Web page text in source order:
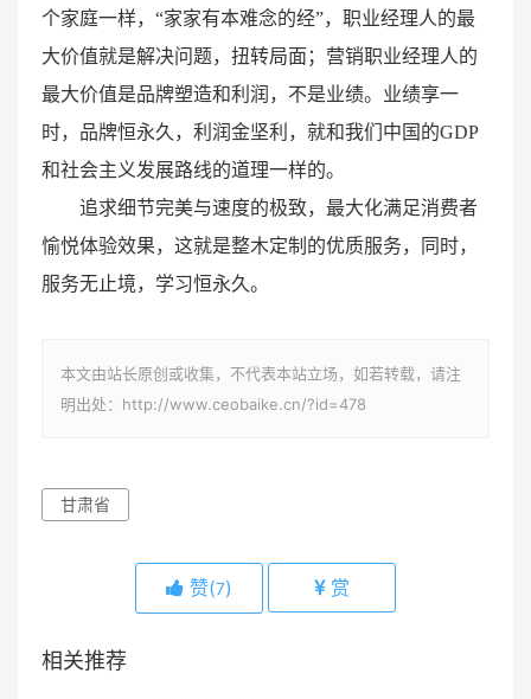
个家庭一样，“家家有本难念的经”，职业经理人的最
大价值就是解决问题，扭转局面；营销职业经理人的
最大价值是品牌塑造和利润，不是业绩。业绩享一
时，品牌恒永久，利润金坚利，就和我们中国的GDP
和社会主义发展路线的道理一样的。
追求细节完美与速度的极致，最大化满足消费者
愉悦体验效果，这就是整木定制的优质服务，同时，
服务无止境，学习恒永久。
本文由站长原创或收集，不代表本站立场，如若转载，请注
明出处：http://www.ceobaike.cn/?id=478
甘肃省
赞(7) 赏
相关推荐